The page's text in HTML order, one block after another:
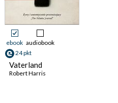
ebook audiobook
24 pkt
Vaterland
Robert Harris